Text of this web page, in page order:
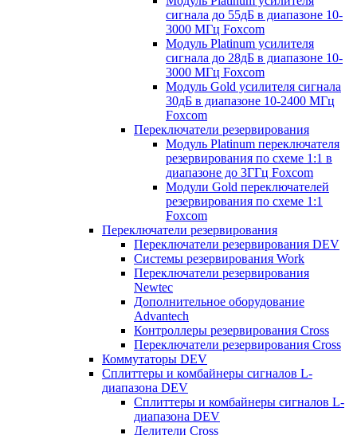
сигнала до 55дБ в диапазоне 10-
3000 МГц Foxcom
Модуль Platinum усилителя
сигнала до 28дБ в диапазоне 10-
3000 МГц Foxcom
Модуль Gold усилителя сигнала
30дБ в диапазоне 10-2400 МГц
Foxcom
Переключатели резервирования
Модуль Platinum переключателя
резервирования по схеме 1:1 в
диапазоне до 3ГГц Foxcom
Модули Gold переключателей
резервирования по схеме 1:1
Foxcom
Переключатели резервирования
Переключатели резервирования DEV
Системы резервирования Work
Переключатели резервирования
Newtec
Дополнительное оборудование
Advantech
Контроллеры резервирования Cross
Переключатели резервирования Cross
Коммутаторы DEV
Сплиттеры и комбайнеры сигналов L-
диапазона DEV
Сплиттеры и комбайнеры сигналов L-
диапазона DEV
Делители Cross